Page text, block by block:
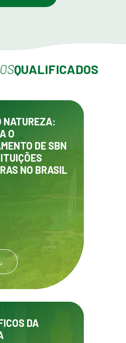
QUALIFICADOS
NATUREZA:
O
DE SBN
NO BRASIL
DA